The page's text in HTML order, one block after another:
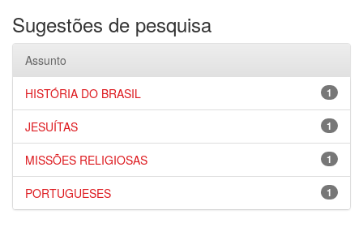
Sugestões de pesquisa
Assunto
1
HISTÓRIA DO BRASIL
1
JESUÍTAS
1
MISSÕES RELIGIOSAS
1
PORTUGUESES